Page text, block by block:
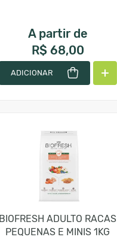
A partir de
R$ 68,00
ADICIONAR
BIOFRESH ADULTO RACAS
PEQUENAS E MINIS 1KG